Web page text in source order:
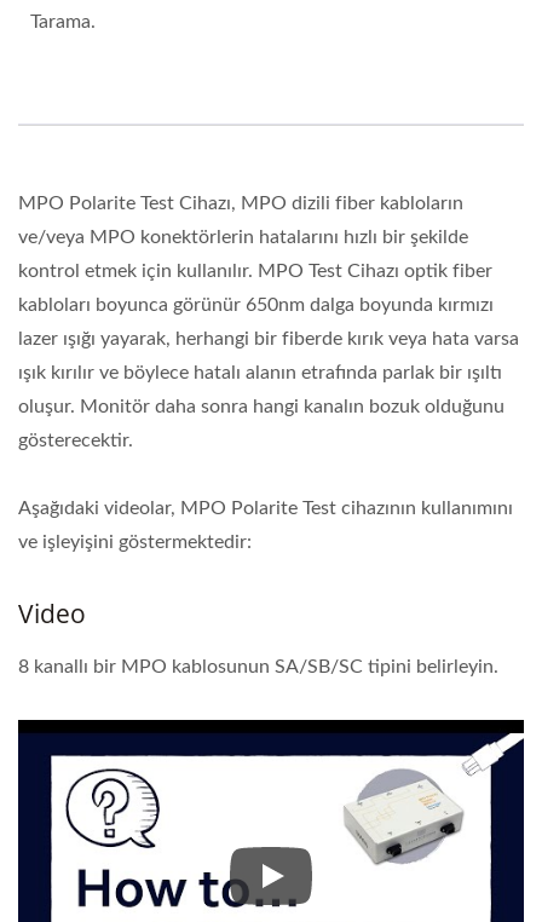
Tarama.
MPO Polarite Test Cihazı, MPO dizili fiber kabloların
ve/veya MPO konektörlerin hatalarını hızlı bir şekilde
kontrol etmek için kullanılır. MPO Test Cihazı optik fiber
kabloları boyunca görünür 650nm dalga boyunda kırmızı
lazer ışığı yayarak, herhangi bir fiberde kırık veya hata varsa
ışık kırılır ve böylece hatalı alanın etrafında parlak bir ışıltı
oluşur. Monitör daha sonra hangi kanalın bozuk olduğunu
gösterecektir.
Aşağıdaki videolar, MPO Polarite Test cihazının kullanımını
ve işleyişini göstermektedir:
Video
8 kanallı bir MPO kablosunun SA/SB/SC tipini belirleyin.
8 kanallı bir MPO kablosunun